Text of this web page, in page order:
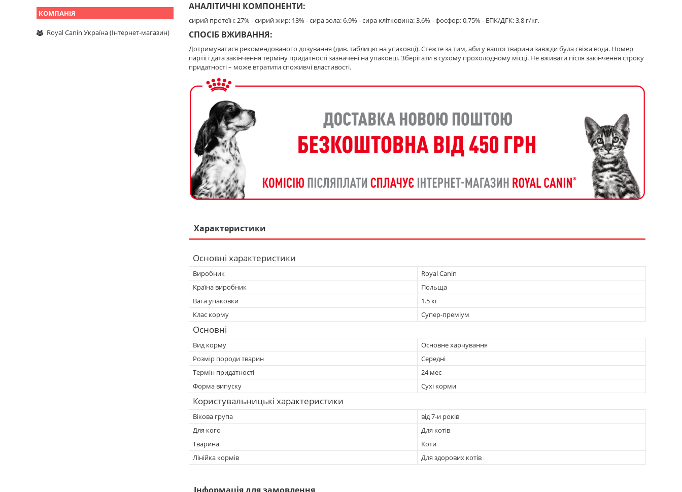
АНАЛІТИЧНІ КОМПОНЕНТИ:
сирий протеїн: 27% - сирий жир: 13% - сира зола: 6,9% - сира клітковина: 3,6% - фосфор: 0,75% - ЕПК/ДГК: 3,8 г/кг.
СПОСІБ ВЖИВАННЯ:
Дотримуватися рекомендованого дозування (див. таблицю на упаковці). Стежте за тим, аби у вашої тварини завжди була свіжа вода. Номер
партії і дата закінчення терміну придатності зазначені на упаковці. Зберігати в сухому прохолодному мiсці. Не вживати після закінчення строку
придатності – може втратити споживчі властивості.
Характеристики
Основні характеристики
Виробник
Royal Canin
Країна виробник
Польща
Вага упаковки
1.5 кг
Клас корму
Супер-преміум
Основні
Вид корму
Основне харчування
Розмір породи тварин
Середні
Термін придатності
24 мес
Форма випуску
Сухі корми
Користувальницькі характеристики
Вікова група
від 7-и років
Для кого
Для котів
Тварина
Коти
Лінійка кормів
Для здорових котів
Royal Canin Україна (Інтернет-магазин)